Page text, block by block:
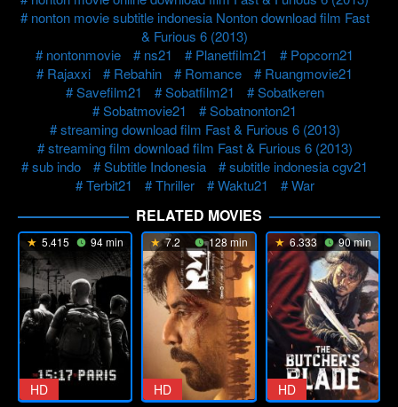
nonton movie subtitle indonesia Nonton download film Fast
& Furious 6 (2013)
nontonmovie
ns21 Planetfilm21
Popcorn21
Rajaxxi
Rebahin Romance
Ruangmovie21
Savefilm21
Sobatfilm21
Sobatkeren
Sobatmovie21
Sobatnonton21
streaming download film Fast & Furious 6 (2013)
streaming film download film Fast & Furious 6 (2013)
sub indo
Subtitle Indonesia
subtitle indonesia cgv21
Terbit21
Thriller Waktu21 War
RELATED MOVIES
5.415 94 min
HD
7.2 128 min
HD
6.333 90 min
HD